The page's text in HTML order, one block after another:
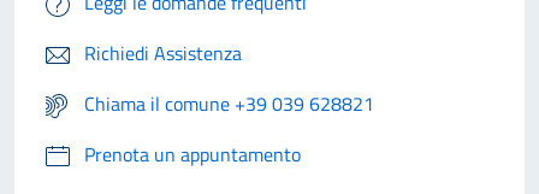
Richiedi Assistenza
Chiama il comune +39 039 628821
Prenota un appuntamento